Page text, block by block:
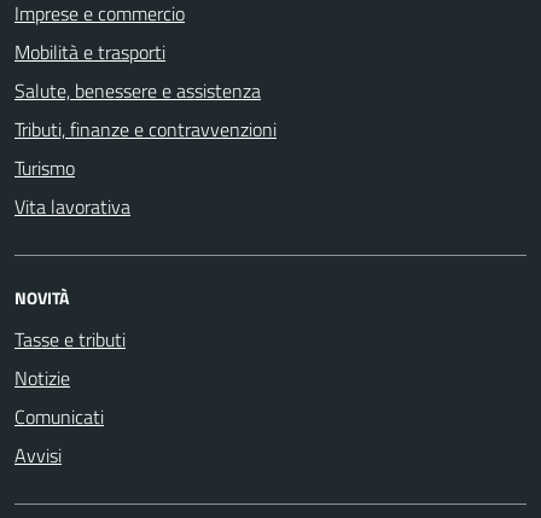
Imprese e commercio
Mobilità e trasporti
Salute, benessere e assistenza
Tributi, finanze e contravvenzioni
Turismo
Vita lavorativa
NOVITÀ
Tasse e tributi
Notizie
Comunicati
Avvisi